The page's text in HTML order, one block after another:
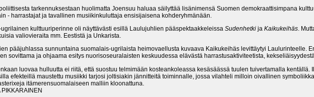
tarkennuksestaan huolimatta Joensuu haluaa säilyttää lisänimensä Suomen demokraattisimpana
- harrastajat ja tavallinen musiikinkuluttaja ensisijaisena kohderyhmänään.
kulttuuriperinne oli näyttävästi esillä Laulujuhlien pääspektaakkeleissa Sudenhetki ja Kaikukeihäs.
valiovieraita mm. Eestistä ja Unkarista.
pääjuhlassa sunnuntaina suomalais-ugrilaista heimovaellusta kuvaava Kaikukeihäs levittäytyi Laulurinteelle.
sovittama ja ohjaama esitys nuorisoseuralaisten keskuudessa elävästä harrastusaktiviteetista,
luovaa hulluutta ei riitä, että suostuu telmimään kosteankoleassa kesäsäässä tuulen tuivertamalla kentällä.
efekteillä maustettu musiikki tarjosi joltisiakin jännitteitä toiminnalle, jossa vilahteli milloin oivallinen
itämerensuomalaiseen malliin kloonattuna.
PIKKARAINEN